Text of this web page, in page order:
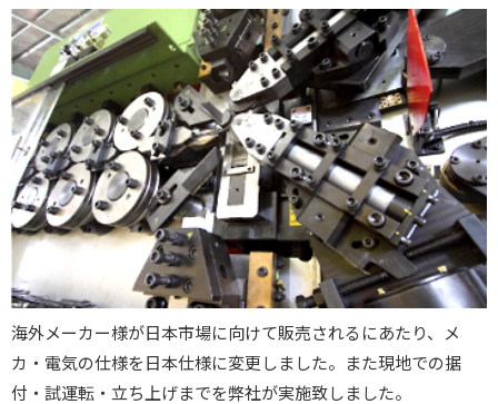
海外メーカー様が日本市場に向けて販売されるにあたり、メ
カ・電気の仕様を日本仕様に変更しました。また現地での据
付・試運転・立ち上げまでを弊社が実施致しました。